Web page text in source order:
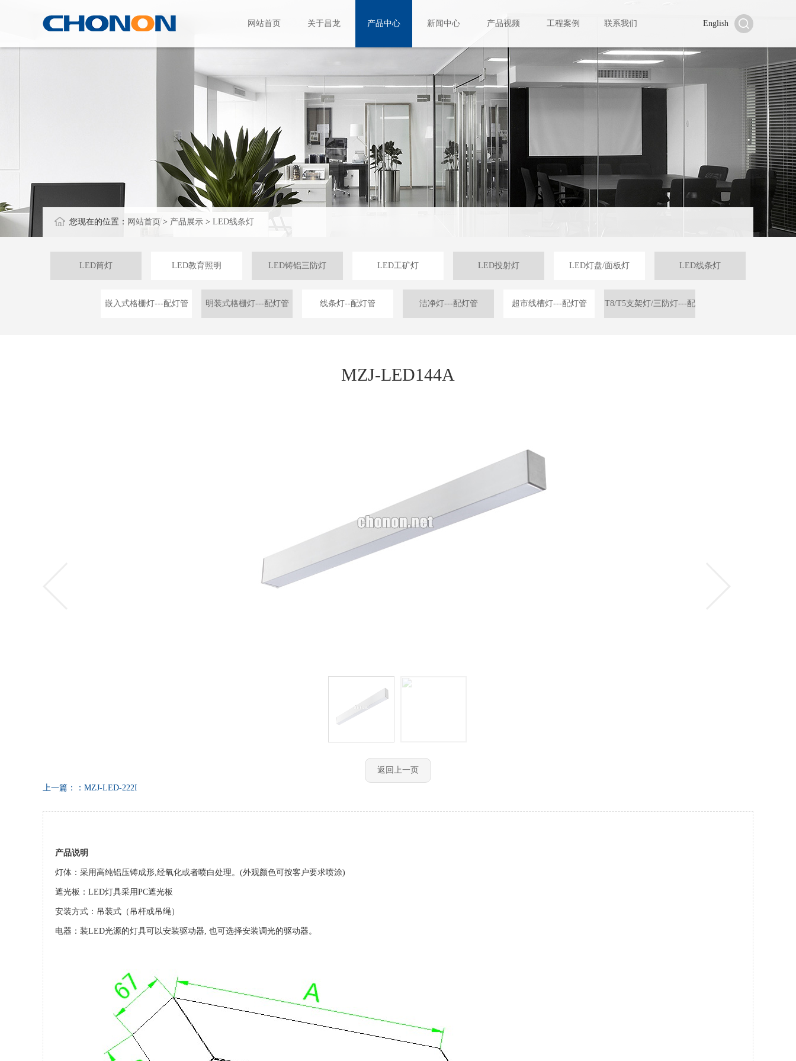
网站首页 关于昌龙 产品中心 新闻中心 产品视频 工程案例 联系我们 English
您现在的位置： 网站首页 > 产品展示 > LED线条灯
LED筒灯 LED教育照明 LED铸铝三防灯 LED工矿灯 LED投射灯 LED灯盘/面板灯 LED线条灯
嵌入式格栅灯---配灯管 明装式格栅灯---配灯管 线条灯--配灯管 洁净灯---配灯管 超市线槽灯---配灯管 T8/T5支架灯/三防灯---配
MZJ-LED144A
返回上一页
上一篇：：MZJ-LED-222I
产品说明
灯体：采用高纯铝压铸成形,经氧化或者喷白处理。(外观颜色可按客户要求喷涂)
遮光板：LED灯具采用PC遮光板
安装方式：吊装式（吊杆或吊绳）
电器：装LED光源的灯具可以安装驱动器, 也可选择安装调光的驱动器。